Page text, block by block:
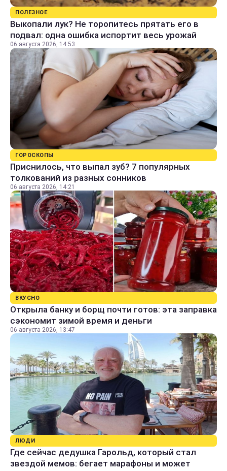
ПОЛЕЗНОЕ
Выкопали лук? Не торопитесь прятать его в
подвал: одна ошибка испортит весь урожай
06 августа 2026, 14:53
ГОРОСКОПЫ
Приснилось, что выпал зуб? 7 популярных
толкований из разных сонников
06 августа 2026, 14:21
ВКУСНО
Открыла банку и борщ почти готов: эта заправка
сэкономит зимой время и деньги
06 августа 2026, 13:47
ЛЮДИ
Где сейчас дедушка Гарольд, который стал
звездой мемов: бегает марафоны и может